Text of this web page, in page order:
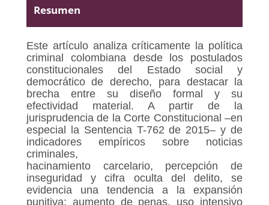
Resumen
Este artículo analiza críticamente la política
criminal colombiana desde los postulados
constitucionales del Estado social y
democrático de derecho, para destacar la
brecha entre su diseño formal y su
efectividad material. A partir de la
jurisprudencia de la Corte Constitucional –en
especial la Sentencia T-762 de 2015– y de
indicadores empíricos sobre noticias
criminales,
hacinamiento carcelario, percepción de
inseguridad y cifra oculta del delito, se
evidencia una tendencia a la expansión
punitiva: aumento de penas, uso intensivo